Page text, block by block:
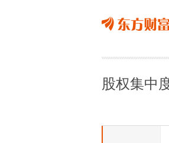
股权集中